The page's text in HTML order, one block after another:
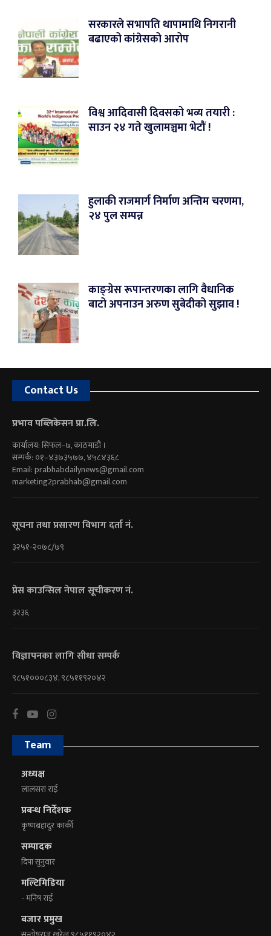
सरकारले सभापति थापामाथि निगरानी
बढाएको कांग्रेसको आरोप
विश्व आदिवासी दिवसको भव्य तयारी :
साउन २४ गते खुलामञ्चमा भेटौं !
हुलाकी राजमार्ग निर्माण अन्तिम चरणमा,
२४ पुल सम्पन्न
काङ्ग्रेस रूपान्तरणका लागि वैधानिक
बाटो अपनाउन अरुण सुबेदीको सुझाव !
Contact Us
प्रभाव पब्लिकेसन प्रा.लि.
कार्यालय: सिफल–७, काठमाडौं ।
सम्पर्क: ०१–४३७३५७७, ४५८४३६८
Email:prabhabdailynews@gmail.com
marketing2prabhab@gmail.com
सूचना तथा प्रसारण विभाग दर्ता नं.
३२५१-२०७८/७९
प्रेस काउन्सिल नेपाल सूचीकरण नं.
३२३६
विज्ञापनका लागि सीधा सम्पर्क
९८५१०००८३४, ९८५११९२०४२
Team
अध्यक्ष
लालसरा राई
प्रबन्ध निर्देशक
कृष्णबहादुर कार्की
सम्पादक
दिपा सुनुवार
मल्टिमिडिया
- मनिष राई
बजार प्रमुख